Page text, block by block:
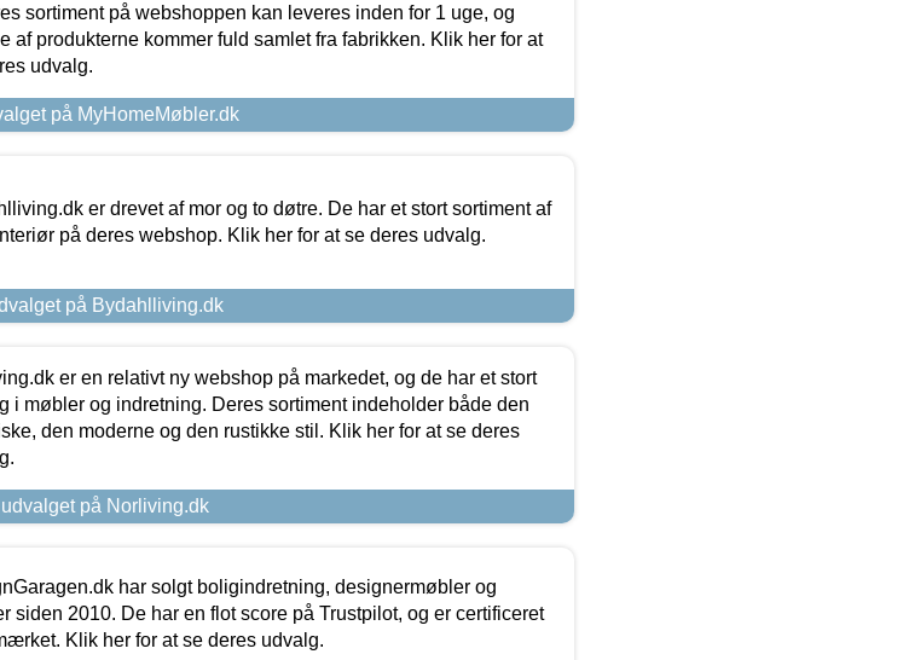
sortiment på webshoppen kan leveres inden for 1 uge, og
af produkterne kommer fuld samlet fra fabrikken. Klik her for at
udvalg.
på MyHomeMøbler.dk
er drevet af mor og to døtre. De har et stort sortiment af
på deres webshop. Klik her for at se deres udvalg.
på Bydahlliving.dk
er en relativt ny webshop på markedet, og de har et stort
i møbler og indretning. Deres sortiment indeholder både den
den moderne og den rustikke stil. Klik her for at se deres
på Norliving.dk
har solgt boligindretning, designermøbler og
siden 2010. De har en flot score på Trustpilot, og er certificeret
Klik her for at se deres udvalg.